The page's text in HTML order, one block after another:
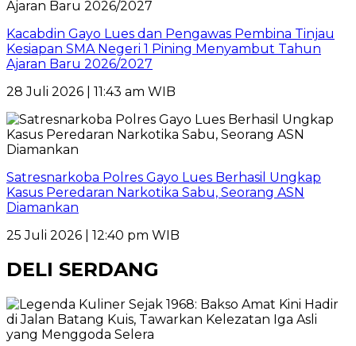
Kacabdin Gayo Lues dan Pengawas Pembina Tinjau
Kesiapan SMA Negeri 1 Pining Menyambut Tahun
Ajaran Baru 2026/2027
28 Juli 2026 | 11:43 am WIB
Satresnarkoba Polres Gayo Lues Berhasil Ungkap
Kasus Peredaran Narkotika Sabu, Seorang ASN
Diamankan
25 Juli 2026 | 12:40 pm WIB
DELI SERDANG